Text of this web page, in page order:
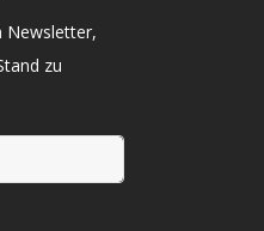
Newsletter,
zu